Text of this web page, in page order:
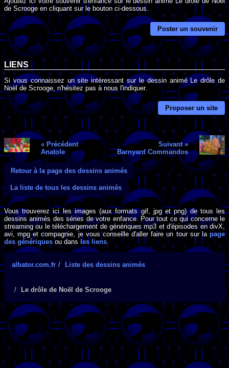
de Scrooge en cliquant sur le bouton ci-dessous.
Poster un souvenir
LIENS
Si vous connaissez un site intéressant sur le dessin animé Le drôle de
Noël de Scrooge, n'hésitez pas à nous l'indiquer.
Proposer un site
« Précédent
Anatole
Suivant »
Barnyard Commandos
Retour à la page des dessins animés
La liste de tous les dessins animés
Vous trouverez ici les images (aux formats gif, jpg et png) de tous les
dessins animés des séries de votre enfance. Pour tout ce qui concerne le
streaming ou le téléchargement de génériques mp3 et d'épisodes en divX,
avi, mpg et compagnie, je vous conseille d'aller faire un tour sur la page
des génériques ou dans les liens
albator.com.fr Liste des dessins animés
Le drôle de Noël de Scrooge